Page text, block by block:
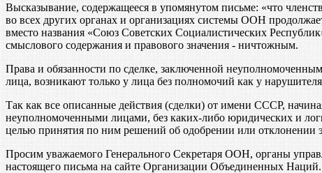
Высказывание, содержащееся в упомянутом письме: «что
во всех других органах и организациях системы ООН
вместо названия «Союз Советских Социалистических
смыслового содержания и правового значения - ничтожным.
Права и обязанности по сделке, заключенной
лица, возникают только у лица без полномочий как у
Так как все описанные действия (сделки) от имени СССР,
неуполномоченными лицами, без каких-либо юридических и
целью принятия по ним решений об одобрении или отклонении
Просим уважаемого Генерального Секретаря ООН, органы
настоящего письма на сайте Организации Объединенных Наций.